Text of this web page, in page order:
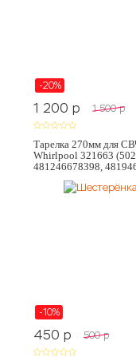
-20%
1 200 p 1 500 p
Тарелка 270мм для
Whirlpool 321663
481246678398,
-10%
450 p 500 p